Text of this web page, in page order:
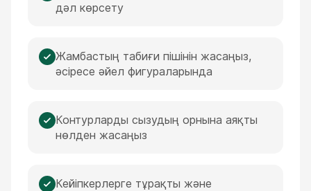
дәл көрсету
Жамбастың табиғи пішінін жасаңыз,
әсіресе әйел фигураларында
Контурларды сызудың орнына аяқты
нөлден жасаңыз
Кейіпкерлерге тұрақты және